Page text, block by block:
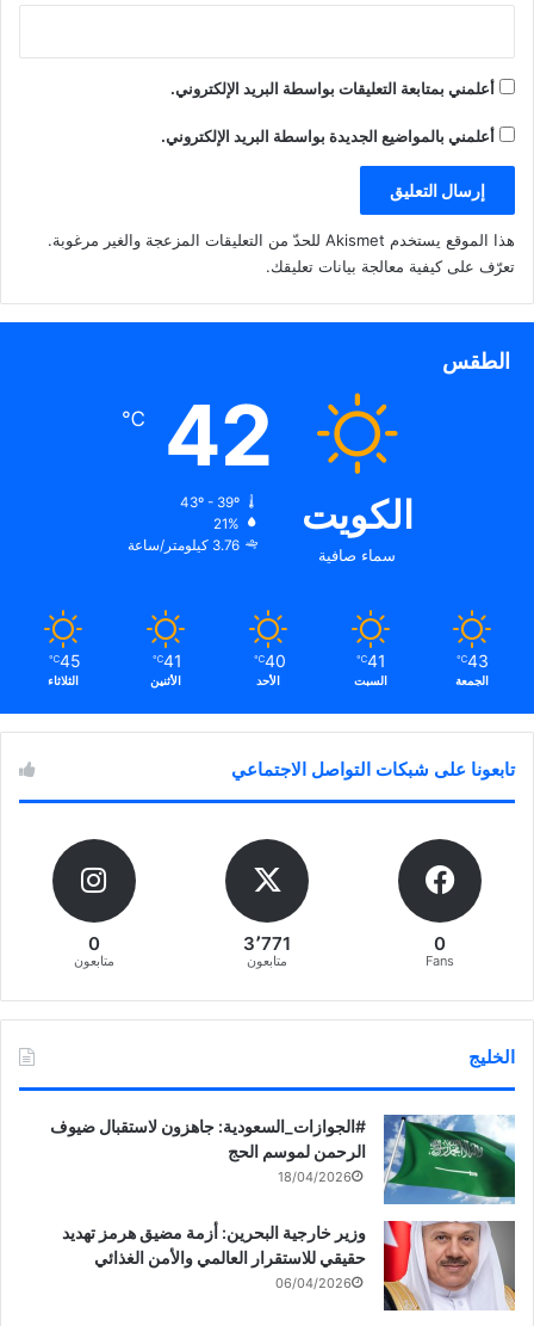
أعلمني بمتابعة التعليقات بواسطة البريد الإلكتروني.
أعلمني بالمواضيع الجديدة بواسطة البريد الإلكتروني.
هذا الموقع يستخدم Akismet للحدّ من التعليقات المزعجة والغير مرغوبة.
تعرّف على كيفية معالجة بيانات تعليقك.
الطقس
الكويت
سماء صافية
42
℃
43º - 39º
21%
3.76 كيلومتر/ساعة
43
℃
الجمعة
41
℃
السبت
40
℃
الأحد
41
℃
الأثنين
45
℃
الثلاثاء
تابعونا على شبكات التواصل الاجتماعي
0
Fans
3٬771
متابعون
0
متابعون
الخليج
‏‎#الجوازات_السعودية: جاهزون لاستقبال ضيوف
الرحمن لموسم الحج
18/04/2026
وزير خارجية البحرين: أزمة مضيق هرمز تهديد
حقيقي للاستقرار العالمي والأمن الغذائي
06/04/2026